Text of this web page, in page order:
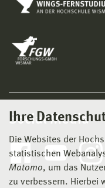
Ihre
Die Websites der
statistischen
Matomo, um das
zu verbessern. Hierbei
Social Media